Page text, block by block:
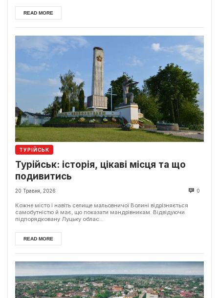
READ MORE
ТУРІЙСЬК
Турійськ: історія, цікаві місця та що
подивитись
20 Травня, 2026 0
Кожне місто і навіть селище мальовничої Волині відрізняється
самобутністю й має, що показати мандрівникам. Відвідуючи
підпорядковану Луцьку облас...
READ MORE